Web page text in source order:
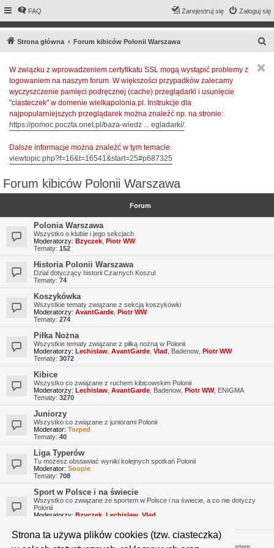
Strona ta używa plików cookies (tzw. ciasteczka)
FAQ Zaloguj się
Zarejestruj się
Strona główna Forum kibiców Polonii Warszawa
W związku z wprowadzeniem certyfikatu SSL mogą wystąpić problemy z
logowaniem na naszym forum. W większości przypadków zalecamy
wyczyszczenie pamięci podręcznej (cache) przeglądarki i usunięcie
"ciasteczek" w domenie wielkapolonia.pl. Instrukcje dla
najpopularniejszych przeglądarek można znaleźć np. na stronie:
https://pomoc.poczta.onet.pl/baza-wiedz ... egladarki/.
Dalsze informacje można znaleźć w tym temacie:
viewtopic.php?f=16&t=16541&start=25#p687325
Forum kibiców Polonii Warszawa
Forum
Polonia Warszawa
Wszystko o klubie i jego sekcjach
Moderatorzy: Bzyczek Piotr WW
Tematy: 152
Historia Polonii Warszawa
Dział dotyczący historii Czarnych Koszul
Tematy: 74
Koszykówka
Wszystkie tematy związane z sekcją koszykówki
Moderatorzy: AvantGarde Piotr WW
Tematy: 274
Piłka Nożna
Wszystkie tematy związane z piłką nożną w Polonii
Moderatorzy: Lechislaw AvantGarde Vlad Badenow Piotr WW
Tematy: 3072
Kibice
Wszystko co związane z ruchem kibicowskim Polonii
Moderatorzy: Lechislaw AvantGarde Badenow Piotr WW, ENIGMA
Tematy: 3270
Juniorzy
Wszystko co związane z juniorami Polonii
Moderator: Torped
Tematy: 40
Liga Typerów
Tu możesz obstawiać wyniki kolejnych spotkań Polonii
Moderator: Soopie
Tematy: 708
Sport w Polsce i na świecie
Wszystko co związane ze sportem w Polsce i na świecie, a co nie dotyczy
Polonii
Moderatorzy: Bzyczek Lechislaw Vlad
Hyde Park